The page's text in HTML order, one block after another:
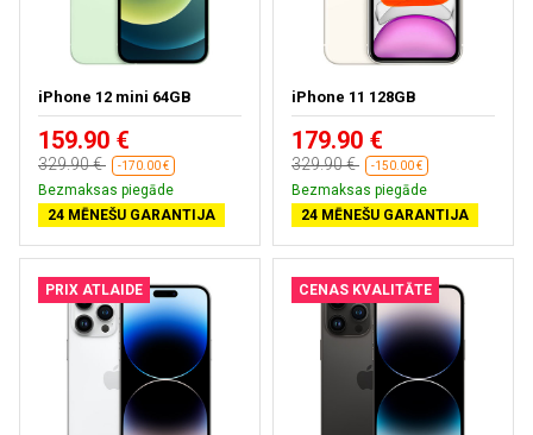
iPhone 12 mini 64GB
159.90 €
329.90 € -170.00 €
Bezmaksas piegāde
24 MĒNEŠU GARANTIJA
iPhone 11 128GB
179.90 €
329.90 € -150.00 €
Bezmaksas piegāde
24 MĒNEŠU GARANTIJA
PRIX ATLAIDE CENAS KVALITĀTE